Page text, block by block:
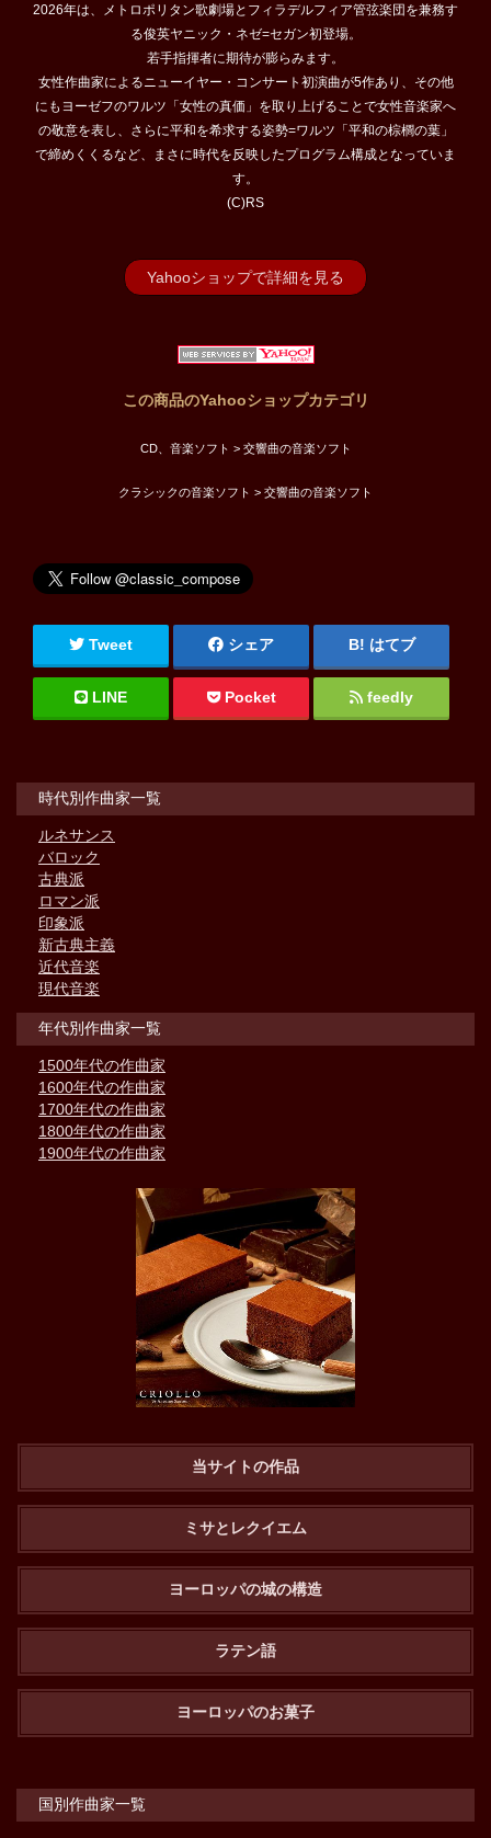
2026年は、メトロポリタン歌劇場とフィラデルフィア管弦楽団を兼務す
る俊英ヤニック・ネゼ=セガン初登場。
若手指揮者に期待が膨らみます。
女性作曲家によるニューイヤー・コンサート初演曲が5作あり、その他
にもヨーゼフのワルツ「女性の真価」を取り上げることで女性音楽家へ
の敬意を表し、さらに平和を希求する姿勢=ワルツ「平和の棕櫚の葉」
で締めくくるなど、まさに時代を反映したプログラム構成となっていま
す。
(C)RS
Yahooショップで詳細を見る
この商品のYahooショップカテゴリ
CD、音楽ソフト > 交響曲の音楽ソフト
クラシックの音楽ソフト > 交響曲の音楽ソフト
Tweet シェア はてブ
LINE Pocket feedly
時代別作曲家一覧
ルネサンス
バロック
古典派
ロマン派
印象派
新古典主義
近代音楽
現代音楽
年代別作曲家一覧
1500年代の作曲家
1600年代の作曲家
1700年代の作曲家
1800年代の作曲家
1900年代の作曲家
当サイトの作品
ミサとレクイエム
ヨーロッパの城の構造
ラテン語
ヨーロッパのお菓子
国別作曲家一覧